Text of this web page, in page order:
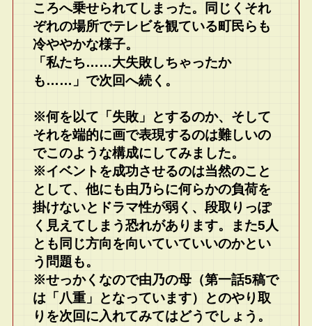
ころへ乗せられてしまった。同じくそれ
ぞれの場所でテレビを観ている町民らも
冷ややかな様子。
「私たち……大失敗しちゃったか
も……」で次回へ続く。
※何を以て「失敗」とするのか、そして
それを端的に画で表現するのは難しいの
でこのような構成にしてみました。
※イベントを成功させるのは当然のこと
として、他にも由乃らに何らかの負荷を
掛けないとドラマ性が弱く、段取りっぽ
く見えてしまう恐れがあります。また5人
とも同じ方向を向いていていいのかとい
う問題も。
※せっかくなので由乃の母（第一話5稿で
は「八重」となっています）とのやり取
りを次回に入れてみてはどうでしょう。